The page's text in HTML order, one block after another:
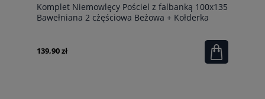
Komplet Niemowlęcy Pościel z falbanką 100x135
Bawełniana 2 cżęściowa Beżowa + Kołderka
139,90 zł